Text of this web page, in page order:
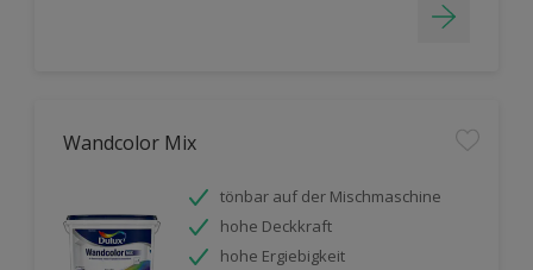
Wandcolor Mix
tönbar auf der Mischmaschine
hohe Deckkraft
hohe Ergiebigkeit